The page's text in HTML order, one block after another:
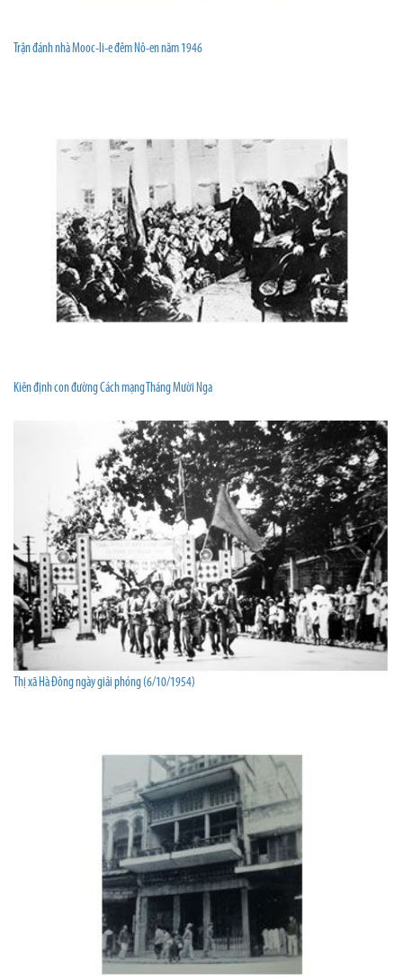
Trận đánh nhà Mooc-li-e đêm Nô-en năm 1946
Kiên định con đường Cách mạng Tháng Mười Nga
Thị xã Hà Đông ngày giải phóng (6/10/1954)